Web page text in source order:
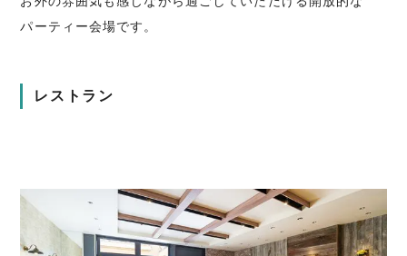
パーティー会場です。
レストラン